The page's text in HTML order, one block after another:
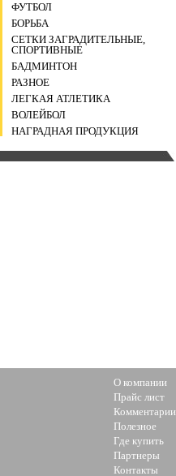
ФУТБОЛ
БОРЬБА
СЕТКИ ЗАГРАДИТЕЛЬНЫЕ,
СПОРТИВНЫЕ
БАДМИНТОН
РАЗНОЕ
ЛЕГКАЯ АТЛЕТИКА
ВОЛЕЙБОЛ
НАГРАДНАЯ ПРОДУКЦИЯ
О компании
Прайс лист
Комментарии
Полезное
Где купить
Партнеры
Контакты